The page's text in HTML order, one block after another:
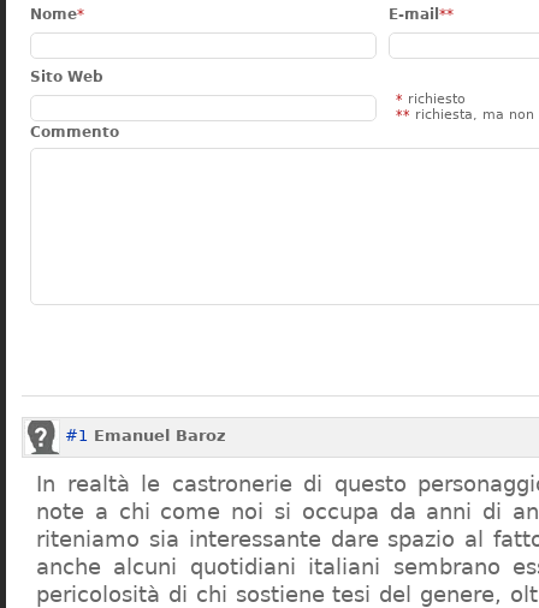
Nome* E-mail **
Sito Web
* richiesto
** richiesta, ma non
Commento
#1 Emanuel Baroz
In realtà le castronerie di questo
note a chi come noi si occupa da anni di
riteniamo sia interessante dare spazio al fatto
anche alcuni quotidiani italiani sembrano
pericolosità di chi sostiene tesi del genere,